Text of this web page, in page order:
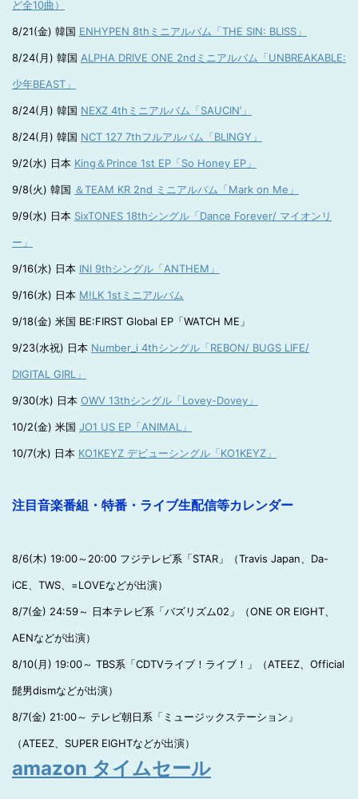
ど全10曲）
8/21(金) 韓国 ENHYPEN 8thミニアルバム「THE SIN: BLISS」
8/24(月) 韓国 ALPHA DRIVE ONE 2ndミニアルバム「UNBREAKABLE:
少年BEAST」
8/24(月) 韓国 NEXZ 4thミニアルバム「SAUCIN’」
8/24(月) 韓国 NCT 127 7thフルアルバム「BLINGY」
9/2(水) 日本 King＆Prince 1st EP「So Honey EP」
9/8(火) 韓国 ＆TEAM KR 2nd ミニアルバム「Mark on Me」
9/9(水) 日本 SixTONES 18thシングル「Dance Forever/ マイオンリ
ー」
9/16(水) 日本 INI 9thシングル「ANTHEM」
9/16(水) 日本 M!LK 1stミニアルバム
9/18(金) 米国 BE:FIRST Global EP「WATCH ME」
9/23(水祝) 日本 Number_i 4thシングル「REBON/ BUGS LIFE/
DIGITAL GIRL」
9/30(水) 日本 OWV 13thシングル「Lovey-Dovey」
10/2(金) 米国 JO1 US EP「ANIMAL」
10/7(水) 日本 KO1KEYZ デビューシングル「KO1KEYZ」
注目音楽番組・特番・ライブ生配信等カレンダー
8/6(木) 19:00～20:00 フジテレビ系「STAR」（Travis Japan、Da-
iCE、TWS、=LOVEなどが出演）
8/7(金) 24:59～ 日本テレビ系「バズリズム02」（ONE OR EIGHT、
AENなどが出演）
8/10(月) 19:00～ TBS系「CDTVライブ！ライブ！」（ATEEZ、Official
髭男dismなどが出演）
8/7(金) 21:00～ テレビ朝日系「ミュージックステーション」
（ATEEZ、SUPER EIGHTなどが出演）
amazon タイムセール